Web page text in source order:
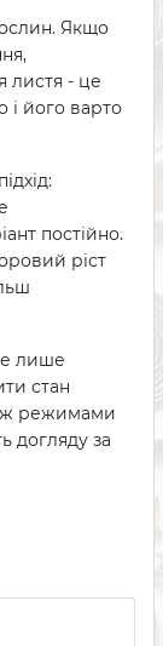
Якщо
листя - це
його варто
постійно.
ріст
лише
стан
режимами
догляду за